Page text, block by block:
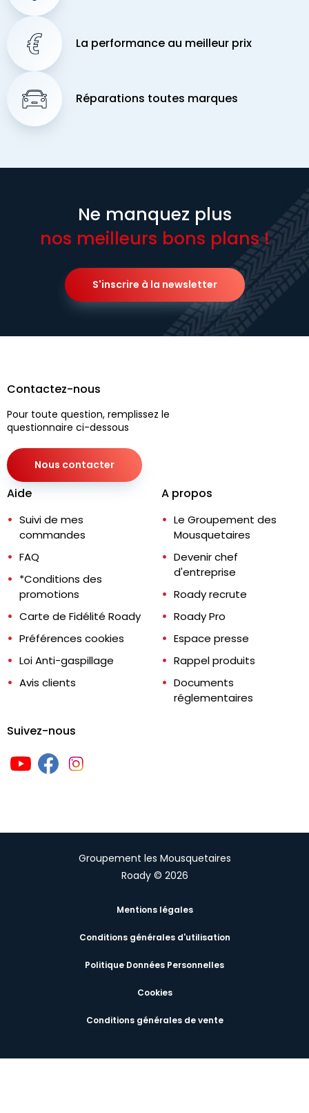
La performance au meilleur prix
Réparations toutes marques
Ne manquez plus
nos meilleurs bons plans !
S'inscrire à la newsletter
Contactez-nous
Pour toute question, remplissez le
questionnaire ci-dessous
Nous contacter
Aide
Suivi de mes
commandes
FAQ
*Conditions des
promotions
Carte de Fidélité Roady
Préférences cookies
Loi Anti-gaspillage
Avis clients
A propos
Le Groupement des
Mousquetaires
Devenir chef
d'entreprise
Roady recrute
Roady Pro
Espace presse
Rappel produits
Documents
réglementaires
Suivez-nous
Groupement les Mousquetaires
Roady © 2026
Mentions légales
Conditions générales d'utilisation
Politique Données Personnelles
Cookies
Conditions générales de vente